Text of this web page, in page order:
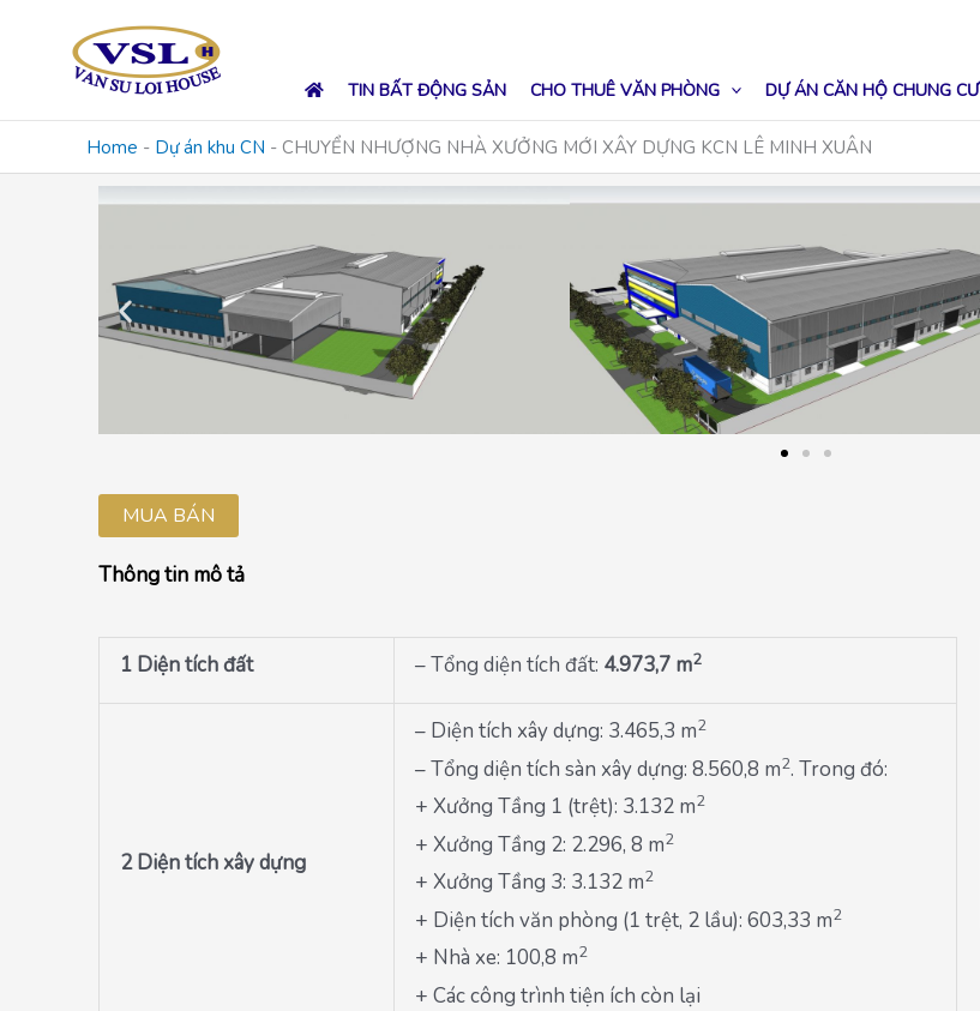
TIN BẤT ĐỘNG SẢN CHO THUÊ VĂN PHÒNG DỰ ÁN CĂN HỘ CHUNG CƯ
Home - Dự án khu CN - CHUYỂN NHƯỢNG NHÀ XƯỞNG MỚI XÂY DỰNG KCN LÊ MINH XUÂN
MUA BÁN
Thông tin mô tả
1 Diện tích đất – Tổng diện tích đất: 4.973,7 m2
2 Diện tích xây dựng
– Diện tích xây dựng: 3.465,3 m2
– Tổng diện tích sàn xây dựng: 8.560,8 m2. Trong đó:
+ Xưởng Tầng 1 (trệt): 3.132 m2
+ Xưởng Tầng 2: 2.296, 8 m2
+ Xưởng Tầng 3: 3.132 m2
+ Diện tích văn phòng (1 trệt, 2 lầu): 603,33 m2
+ Nhà xe: 100,8 m2
+ Các công trình tiện ích còn lại